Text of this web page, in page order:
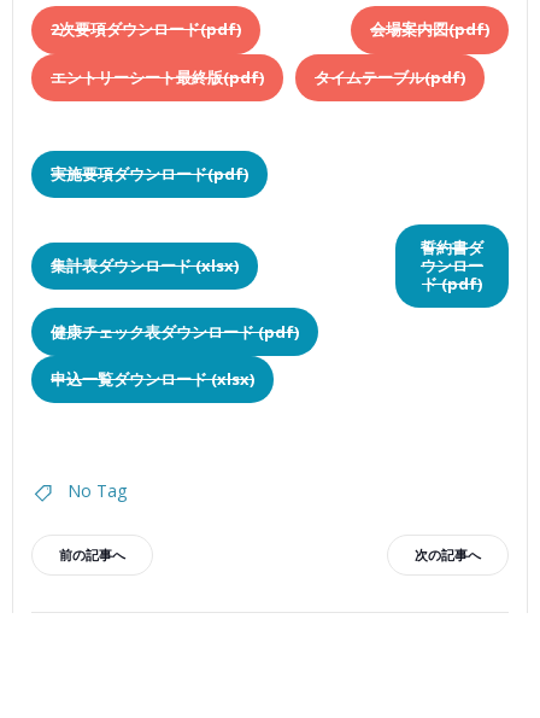
2次要項ダウンロード(pdf) 会場案内図(pdf)
エントリーシート最終版(pdf) タイムテーブル(pdf)
実施要項ダウンロード(pdf)
集計表ダウンロード (xlsx)
誓約書ダ
ウンロー
ド (pdf)
健康チェック表ダウンロード (pdf)
申込一覧ダウンロード (xlsx)
No Tag
投
稿
前の記事へ
稿
次の記事へ